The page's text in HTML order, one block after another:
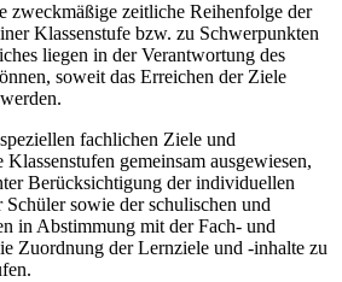
zweckmäßige zeitliche Reihenfolge der
Klassenstufe bzw. zu Schwerpunkten
liegen in der Verantwortung des
soweit das Erreichen der Ziele
fachlichen Ziele und
gemeinsam ausgewiesen,
Berücksichtigung der individuellen
sowie der schulischen und
in Abstimmung mit der Fach- und
Zuordnung der Lernziele und -inhalte zu